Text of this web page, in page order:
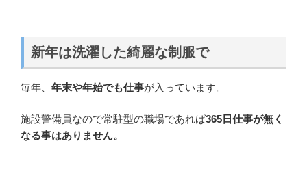
新年は洗濯した綺麗な制服で
毎年、 年末や年始でも仕事が入っています。
施設警備員なので常駐型の職場であれば365日仕事が無く
なる事はありません。